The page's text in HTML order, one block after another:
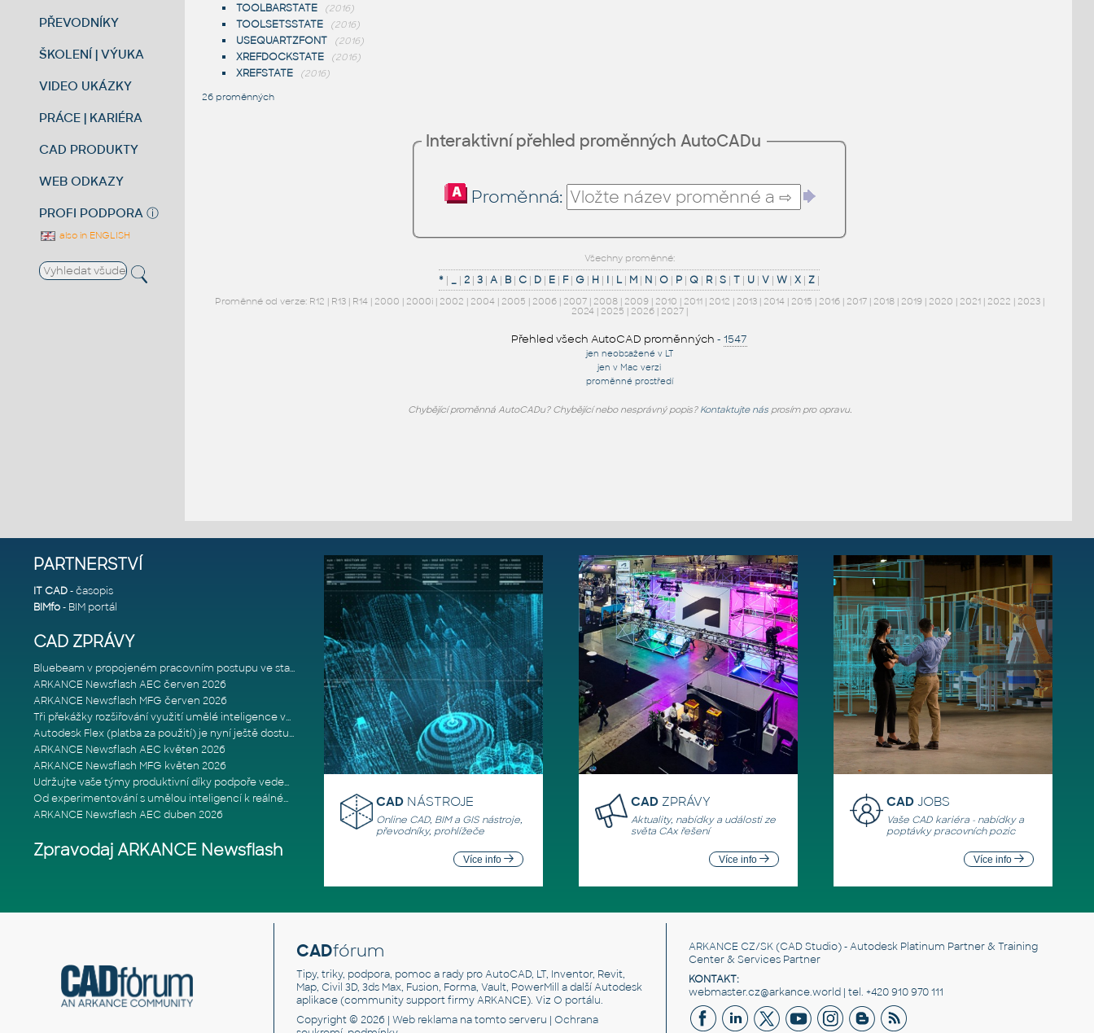
PŘEVODNÍKY
ŠKOLENÍ | VÝUKA
VIDEO UKÁZKY
PRÁCE | KARIÉRA
CAD PRODUKTY
WEB ODKAZY
PROFI PODPORA ⓘ
also in ENGLISH
TOOLBARSTATE (2016)
TOOLSETSSTATE (2016)
USEQUARTZFONT (2016)
XREFDOCKSTATE (2016)
XREFSTATE (2016)
26 proměnných
Interaktivní přehled proměnných AutoCADu
Proměnná:
Všechny proměnné:
* |_ |2 |3 |A | B |C | D | E | F|G | H | I | L | M | N |O | P |Q | R |S |T | U |V |W |X |Z |
Proměnné od verze: R12 | R13| R14| 2000 | 2000i| 2002 | 2004| 2005 | 2006| 2007| 2008| 2009| 2010 | 2011| 2012 | 2013| 2014| 2015 | 2016| 2017| 2018| 2019| 2020 | 2021| 2022 | 2023|
2024| 2025 | 2026| 2027|
Přehled všech AutoCAD proměnných -1547
jen neobsažené v LT
jen v Mac verzi
proměnné prostředí
Chybějící proměnná AutoCADu? Chybějící nebo nesprávný popis? Kontaktujte násprosím pro opravu.
PARTNERSTVÍ
IT CAD- časopis
BIMfo- BIM portál
CAD ZPRÁVY
Bluebeam v propojeném pracovním postupu ve stavebnictví: Proč je int
ARKANCE Newsflash AEC červen 2026
ARKANCE Newsflash MFG červen 2026
Tři překážky rozšiřování využití umělé inteligence ve stavebním prům
Autodesk Flex (platba za použití) je nyní ještě dostupnější
ARKANCE Newsflash AEC květen 2026
ARKANCE Newsflash MFG květen 2026
Udržujte vaše týmy produktivní díky podpoře vedené odborníky
Od experimentování s umělou inteligencí k reálnému dopadu na podniká
ARKANCE Newsflash AEC duben 2026
Zpravodaj ARKANCE Newsflash
CAD NÁSTROJE
Online CAD, BIM a GIS nástroje,
převodníky, prohlížeče
Více info
CAD ZPRÁVY
Aktuality, nabídky a události ze
světa CAx řešení
Více info
CADJOBS
Vaše CAD kariéra - nabídky a
poptávky pracovních pozic
Více info
CADfórum
Tipy, triky, podpora, pomoc a rady pro AutoCAD, LT, Inventor, Revit,
Map, Civil 3D, 3ds Max, Fusion, Forma, Vault, PowerMill a další Autodesk
aplikace (community support firmy ARKANCE). Viz O portálu.
Copyright © 2026 | Web reklamana tomto serveru | Ochrana
ARKANCE CZ/SK(CAD Studio) - Autodesk Platinum Partner & Training
Center & Services Partner
KONTAKT:
webmaster.cz@arkance.world | tel. +420 910 970 111